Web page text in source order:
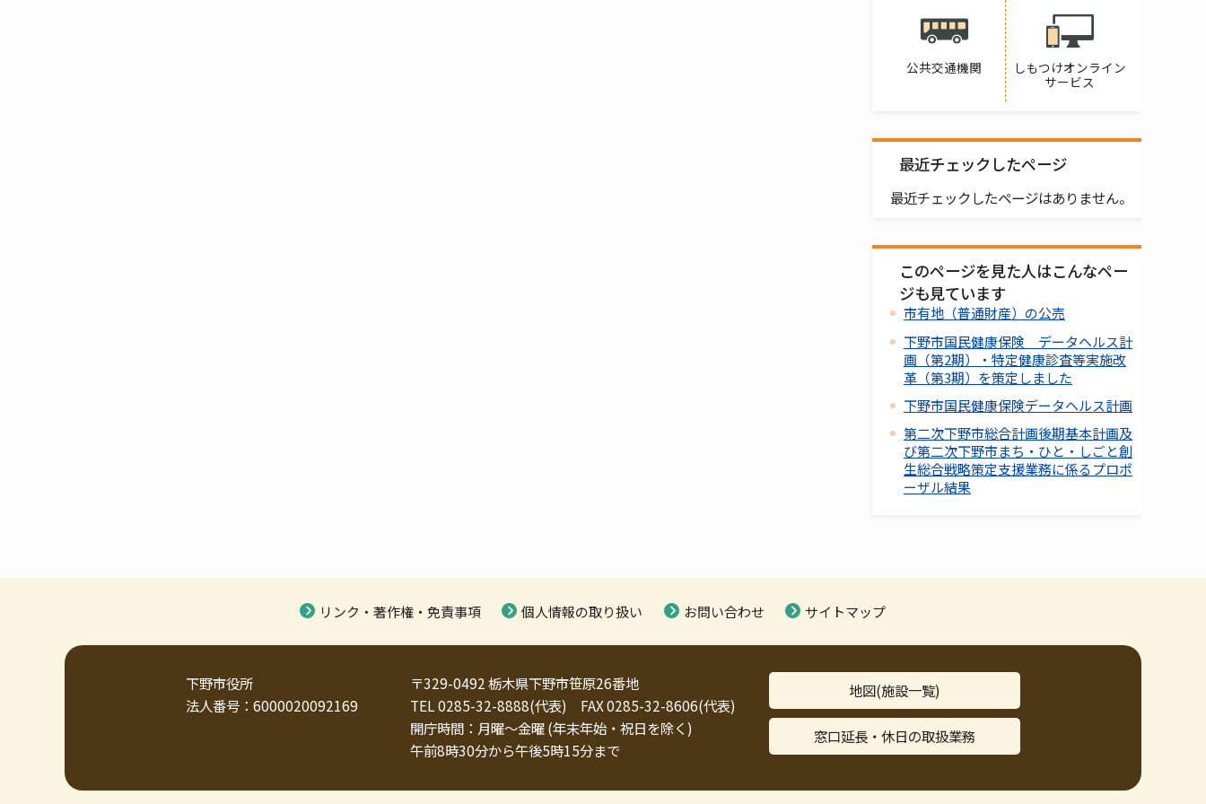
公共交通機関
しもつけオンライン
サービス
最近チェックしたページ
最近チェックしたページはありません。
このページを見た人はこんなペー
ジも見ています
市有地（普通財産）の公売
下野市国民健康保険 データヘルス計
画（第2期）・特定健康診査等実施改
革（第3期）を策定しました
下野市国民健康保険データヘルス計画
第二次下野市総合計画後期基本計画及
び第二次下野市まち・ひと・しごと創
生総合戦略策定支援業務に係るプロポ
ーザル結果
リンク・著作権・免責事項 個人情報の取り扱い お問い合わせ サイトマップ
下野市役所
法人番号：6000020092169
〒329-0492 栃木県下野市笹原26番地
TEL 0285-32-8888(代表) FAX 0285-32-8606(代表)
開庁時間：月曜～金曜 (年末年始・祝日を除く)
午前8時30分から午後5時15分まで
地図(施設一覧)
窓口延長・休日の取扱業務